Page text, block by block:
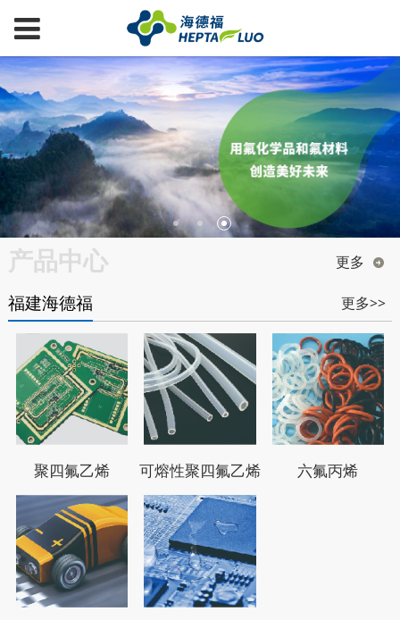
产品中心 更多
福建海德福 更多>>
聚四氟乙烯 可熔性聚四氟乙烯 六氟丙烯